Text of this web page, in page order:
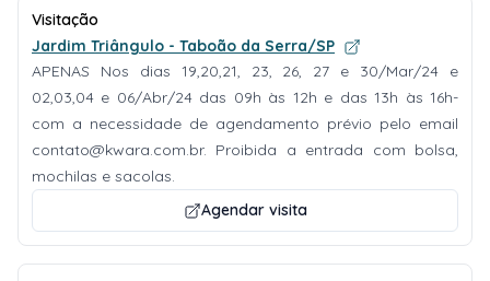
Visitação
Jardim Triângulo - Taboão da Serra/SP
APENAS Nos dias 19,20,21, 23, 26, 27 e 30/Mar/24 e
02,03,04 e 06/Abr/24 das 09h às 12h e das 13h às 16h-
com a necessidade de agendamento prévio pelo email
contato@kwara.com.br. Proibida a entrada com bolsa,
mochilas e sacolas.
Agendar visita